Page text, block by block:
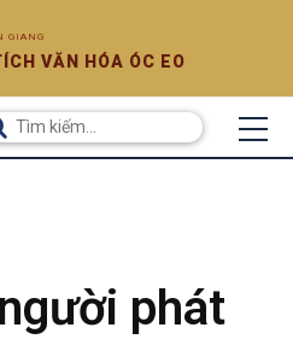
GIANG
VĂN HÓA ÓC EO
phát